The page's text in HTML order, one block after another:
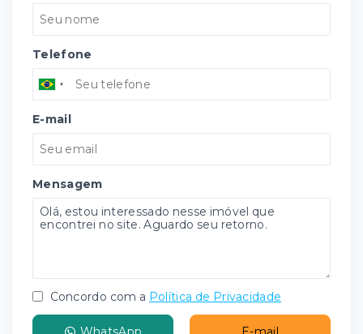
Telefone
E-mail
Mensagem
Concordo com a Política de Privacidade